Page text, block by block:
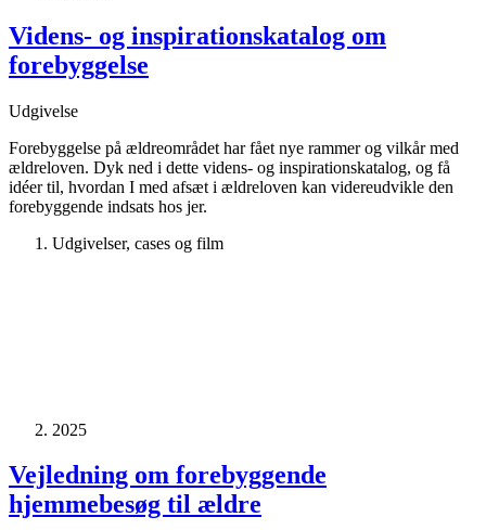
Videns- og inspirationskatalog om
forebyggelse
Udgivelse
Forebyggelse på ældreområdet har fået nye rammer og vilkår med
ældreloven. Dyk ned i dette videns- og inspirationskatalog, og få
idéer til, hvordan I med afsæt i ældreloven kan videreudvikle den
forebyggende indsats hos jer.
Udgivelser, cases og film
2025
Vejledning om forebyggende
hjemmebesøg til ældre